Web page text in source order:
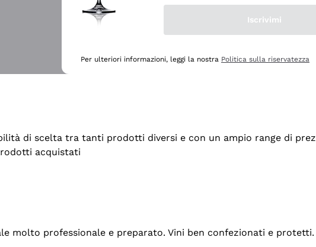
di scelta tra tanti prodotti diversi e con un ampio range di
acquistati
molto professionale e preparato. Vini ben confezionati e
Iscrivimi
Per ulteriori informazioni, leggi la nostra Politica sulla riservatezza